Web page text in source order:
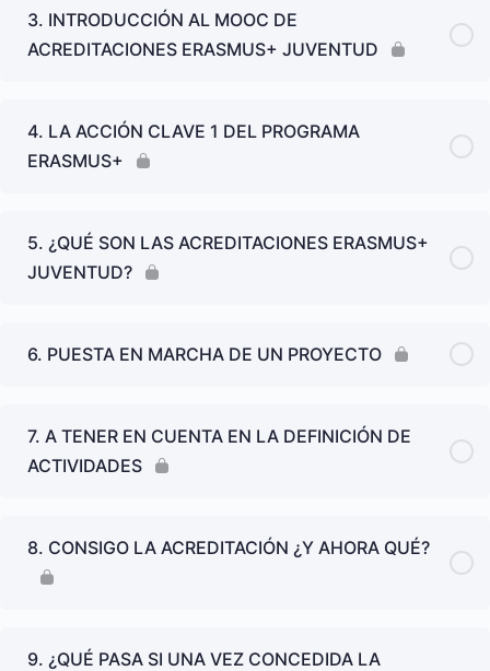
3. INTRODUCCIÓN AL MOOC DE
ACREDITACIONES ERASMUS+ JUVENTUD
4. LA ACCIÓN CLAVE 1 DEL PROGRAMA
ERASMUS+
5. ¿QUÉ SON LAS ACREDITACIONES ERASMUS+
JUVENTUD?
6. PUESTA EN MARCHA DE UN PROYECTO
7. A TENER EN CUENTA EN LA DEFINICIÓN DE
ACTIVIDADES
8. CONSIGO LA ACREDITACIÓN ¿Y AHORA QUÉ?
9. ¿QUÉ PASA SI UNA VEZ CONCEDIDA LA